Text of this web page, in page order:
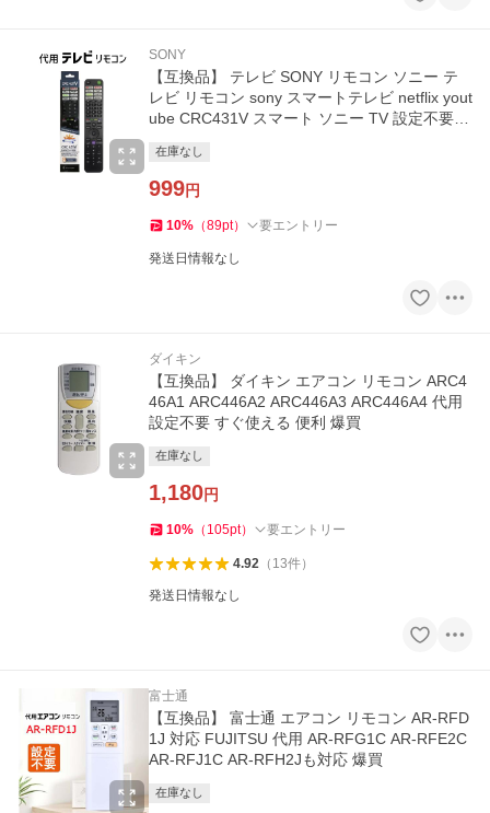
SONY
【互換品】 テレビ SONY リモコン ソニー テ
レビ リモコン sony スマートテレビ netflix yout
ube CRC431V スマート ソニー TV 設定不要
在庫なし
999円
10% （89pt） 要エントリー
発送日情報なし
ダイキン
【互換品】 ダイキン エアコン リモコン ARC4
46A1 ARC446A2 ARC446A3 ARC446A4 代用
設定不要 すぐ使える 便利 爆買
在庫なし
1,180円
10% （ 105pt） 要エントリー
4.92（ 13件）
発送日情報なし
富士通
【互換品】 富士通 エアコン リモコン AR-RFD
1J 対応 FUJITSU 代用 AR-RFG1C AR-RFE2C
AR-RFJ1C AR-RFH2Jも対応 爆買
在庫なし